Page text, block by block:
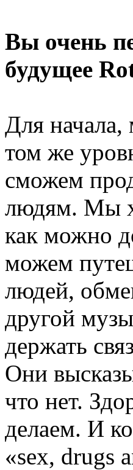
Вы очень
будущее
Для начала,
том же
сможем
людям. Мы
как можно
можем
людей,
другой
держать
Они
что нет.
делаем. И
«sex, drugs